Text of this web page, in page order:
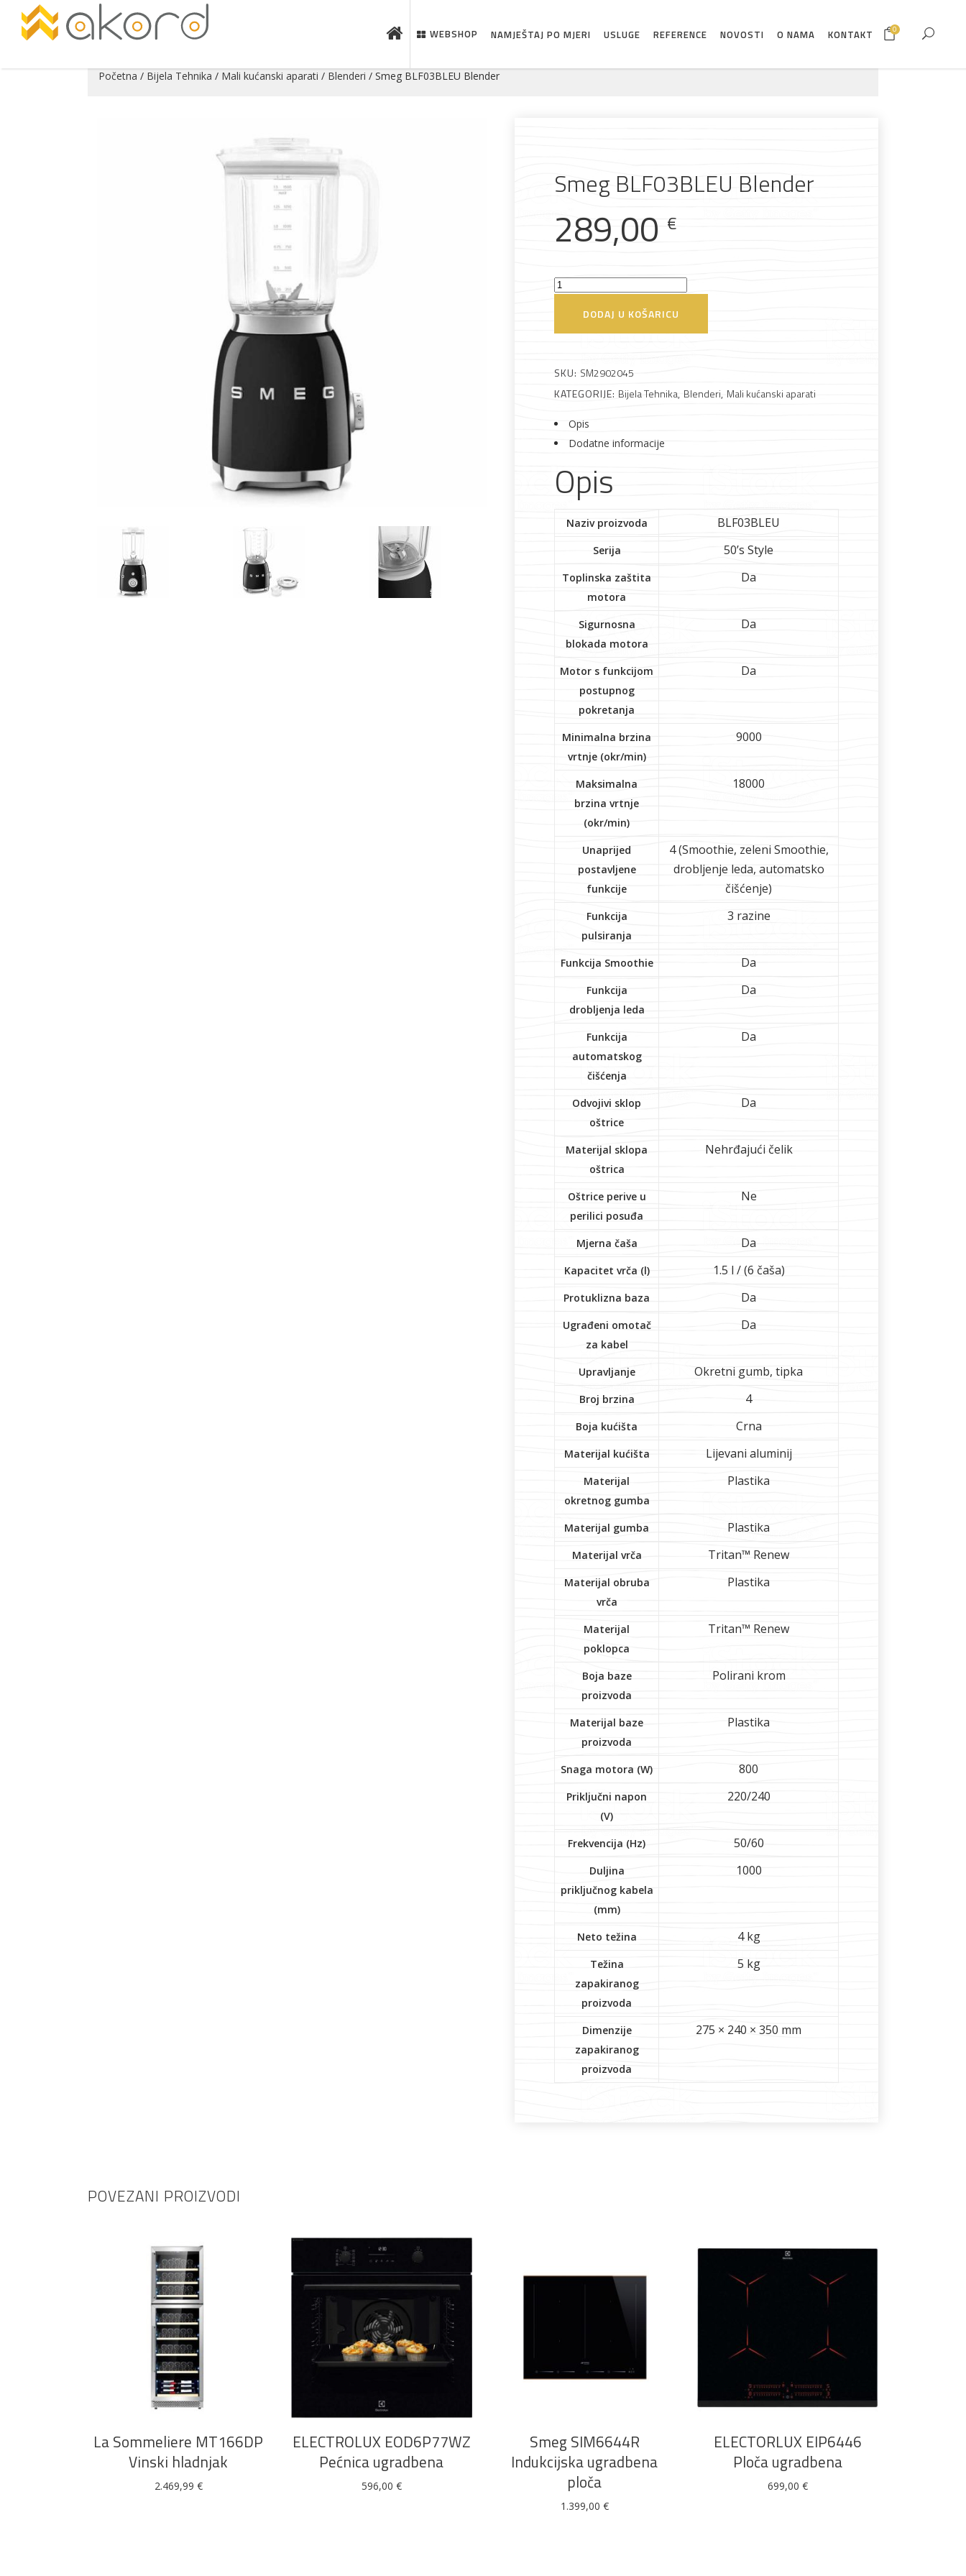
Pogledajte što je novo u ponudi
Elektromaterijal
WEBSHOP NAMJEŠTAJ PO MJERI USLUGE REFERENCE NOVOSTI O NAMA KONTAKT 0
Početna / Bijela Tehnika / Mali kućanski aparati / Blenderi / Smeg BLF03BLEU Blender
Smeg BLF03BLEU Blender
289,00 €
Smeg
Blender
DODAJ U KOŠARICU
SKU: SM2902045
KATEGORIJE: Bijela Tehnika, Blenderi, Mali kućanski aparati
Opis
Dodatne informacije
Opis
Naziv proizvoda BLF03BLEU
Serija 50’s Style
Toplinska zaštita
motora
Da
Sigurnosna
blokada motora
Da
Motor s funkcijom
postupnog
pokretanja
Da
Minimalna brzina
vrtnje (okr/min)
9000
Maksimalna
brzina vrtnje
(okr/min)
18000
Unaprijed
postavljene
funkcije
4 (Smoothie, zeleni Smoothie,
drobljenje leda, automatsko
čišćenje)
Funkcija
pulsiranja
3 razine
Funkcija Smoothie Da
Funkcija
drobljenja leda
Da
Funkcija
automatskog
čišćenja
Da
Odvojivi sklop
oštrice
Da
Materijal sklopa
oštrica
Nehrđajući čelik
Oštrice perive u
perilici posuđa
Ne
Mjerna čaša Da
Kapacitet vrča (l) 1.5 l / (6 čaša)
Protuklizna baza Da
Ugrađeni omotač
za kabel
Da
Upravljanje Okretni gumb, tipka
Broj brzina 4
Boja kućišta Crna
Materijal kućišta Lijevani aluminij
Materijal
okretnog gumba
Plastika
Materijal gumba Plastika
Materijal vrča Tritan™ Renew
Materijal obruba
vrča
Plastika
Materijal
poklopca
Tritan™ Renew
Boja baze
proizvoda
Polirani krom
Materijal baze
proizvoda
Plastika
Snaga motora (W) 800
Priključni napon
(V)
220/240
Frekvencija (Hz) 50/60
Duljina
priključnog kabela
(mm)
1000
Neto težina 4 kg
Težina
zapakiranog
proizvoda
5 kg
Dimenzije
zapakiranog
proizvoda
275 × 240 × 350 mm
POVEZANI PROIZVODI
DODAJ U KOŠARICU
La Sommeliere MT166DP
Vinski hladnjak
2.469,99 €
ELECTROLUX EOD6P77WZ
Pećnica ugradbena
596,00 €
DODAJ U KOŠARICU
Smeg SIM6644R
Indukcijska ugradbena
ploča
1.399,00 €
DODAJ U KOŠARICU
ELECTORLUX EIP6446
Ploča ugradbena
699,00 €